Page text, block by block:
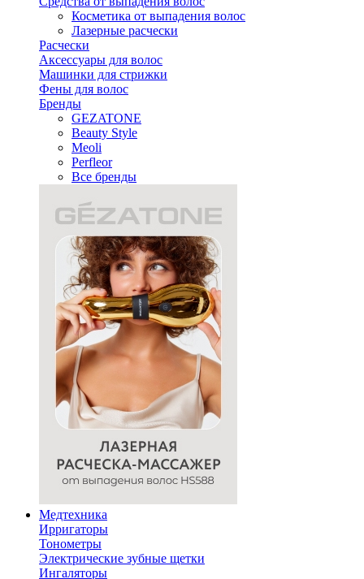
Косметика от выпадения волос
Лазерные расчески
Расчески
Аксессуары для волос
Машинки для стрижки
Фены для волос
Бренды
GEZATONE
Beauty Style
Meoli
Perfleor
Все бренды
Медтехника
Ирригаторы
Тонометры
Электрические зубные щетки
Ингаляторы